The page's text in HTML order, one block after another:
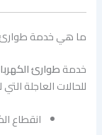
ما هي خدمة
خدمةطوارئ
للحالات العاجلة
انقطاع